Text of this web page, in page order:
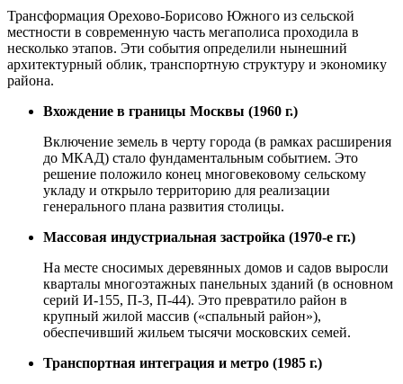
Трансформация Орехово-Борисово Южного из сельской
местности в современную часть мегаполиса проходила в
несколько этапов. Эти события определили нынешний
архитектурный облик, транспортную структуру и экономику
района.
Вхождение в границы Москвы (1960 г.)
Включение земель в черту города (в рамках расширения
до МКАД) стало фундаментальным событием. Это
решение положило конец многовековому сельскому
укладу и открыло территорию для реализации
генерального плана развития столицы.
Массовая индустриальная застройка (1970-е гг.)
На месте сносимых деревянных домов и садов выросли
кварталы многоэтажных панельных зданий (в основном
серий И-155, П-3, П-44). Это превратило район в
крупный жилой массив («спальный район»),
обеспечивший жильем тысячи московских семей.
Транспортная интеграция и метро (1985 г.)